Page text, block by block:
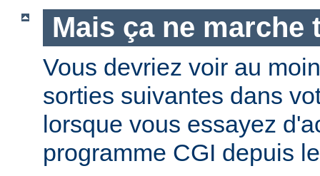
Mais ça ne marche
Vous devriez voir au
sorties suivantes dans
lorsque vous essayez
programme CGI depuis